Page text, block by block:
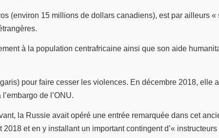
(environ 15 millions de dollars canadiens), est par ailleurs
à la population centrafricaine ainsi que son aide
pour faire cesser les violences. En décembre 2018, elle
de l’ONU.
la Russie avait opéré une entrée remarquée dans cet
et en y installant un important contingent d’«